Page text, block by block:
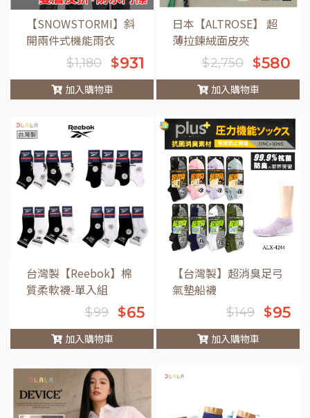
【SNOWSTORMI】斜
開兩件式機能雨衣
$1,180 $931
加入購物車
日本【ALTROSE】 超
薄拉鍊絨面皮夾
$2,750 $580
加入購物車
台灣製【Reebok】棉
質柔軟襪-單入組
$99 $65
加入購物車
【台灣製】超消臭足弓
氣墊船襪
$149 $95
加入購物車